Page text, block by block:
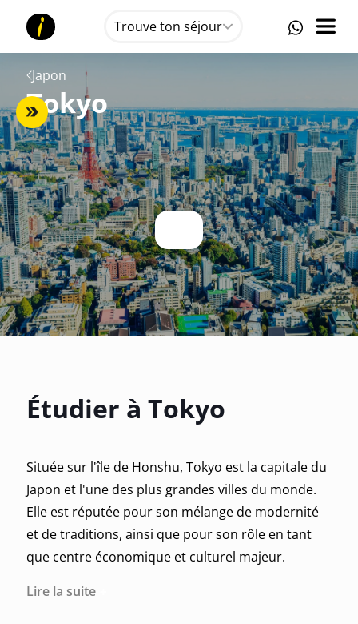
Trouve ton séjour
Japon
Tokyo
Étudier à Tokyo
Située sur l'île de Honshu, Tokyo est la capitale du
Japon et l'une des plus grandes villes du monde.
Elle est réputée pour son mélange de modernité
et de traditions, ainsi que pour son rôle en tant
que centre économique et culturel majeur.
Lire la suite